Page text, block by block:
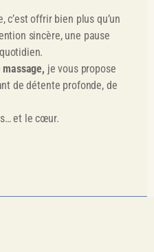
c’est offrir bien plus qu’un
sincère, une pause
je vous propose
de détente profonde, de
et le cœur.